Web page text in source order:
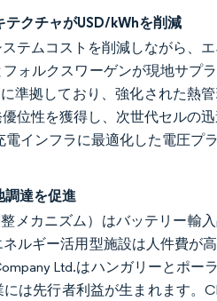
クチャがUSD/kWhを削減
テムコストを削減しながら、
ォルクスワーゲンが現地サプ
準拠しており、強化された熱
位性を獲得し、次世代セルの
インフラに最適化した電圧プ
調達を促進
メカニズム）はバッテリー輸
ルギー活用型施設は人件費が
Ltd.はハンガリーとポ
は先行者利益が生まれます。